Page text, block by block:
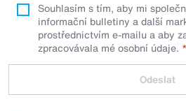
Souhlasím s tím, aby mi
informační bulletiny a další
prostřednictvím e-mailu a aby
zpracovávala mé osobní údaje.
Odeslat